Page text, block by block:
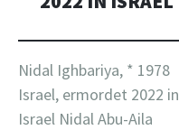
Nidal Ighbariya, * 1978
Israel, ermordet 2022 in
Israel Nidal Abu-Aila